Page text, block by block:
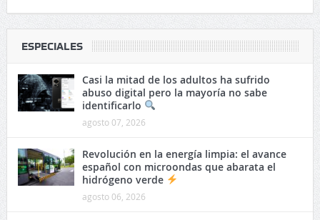
ESPECIALES
Casi la mitad de los adultos ha sufrido
abuso digital pero la mayoría no sabe
identificarlo
agosto 07, 2026
Revolución en la energía limpia: el avance
español con microondas que abarata el
hidrógeno verde
agosto 06, 2026